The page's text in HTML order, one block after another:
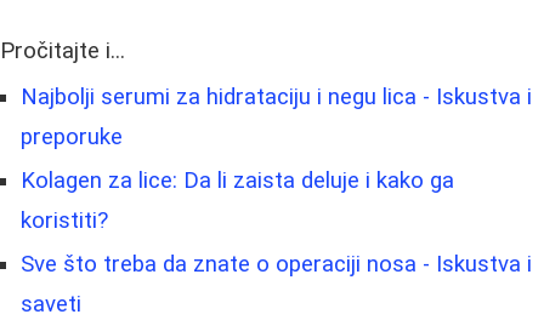
Pročitajte i...
Najbolji serumi za hidrataciju i negu lica - Iskustva i
preporuke
Kolagen za lice: Da li zaista deluje i kako ga
koristiti?
Sve što treba da znate o operaciji nosa - Iskustva i
saveti